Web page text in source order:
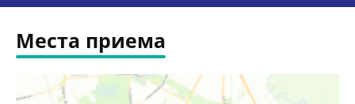
Места приема